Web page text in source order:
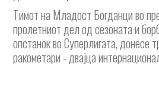
Тимот на Младост Богданци во
пролетниот дел од сезоната и
опстанок во Суперлигата, донесе
ракометари - двајца